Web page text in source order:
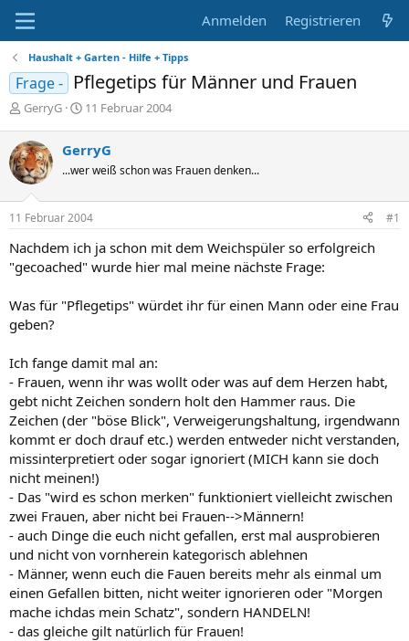
Anmelden Registrieren
Haushalt + Garten - Hilfe + Tipps
Frage - Pflegetips für Männer und Frauen
E
s
t
e
l
l
e
GerryG
E
t
e
l
t
m
11 Februar 2004
GerryG
...wer weiß schon was Frauen denken...
11 Februar 2004 #1
Nachdem ich ja schon mit dem Weichspüler so erfolgreich
"gecoached" wurde hier mal meine nächste Frage:
Was für "Pflegetips" würdet ihr für einen Mann oder eine Frau
geben?
Ich fange damit mal an:
- Frauen, wenn ihr was wollt oder was auf dem Herzen habt,
gebt nicht Zeichen sondern holt den Hammer raus. Die
Zeichen (der "böse Blick", Verweigerungshaltung, irgendwann
kommt er doch drauf etc.) werden entweder nicht verstanden,
missinterpretiert oder sogar ignoriert (MICH kann sie doch
nicht meinen!)
- Das "wird es schon merken" funktioniert vielleicht zwischen
zwei Frauen, aber nicht bei Frauen-->Männern!
- auch Dinge die euch nicht gefallen, erst mal ausprobieren
und nicht von vornherein kategorisch ablehnen
- Männer, wenn euch die Fauen bereits mehr als einmal um
einen Gefallen bitten, nicht weiter ignorieren oder "Morgen
mache ichdas mein Schatz", sondern HANDELN!
- das gleiche gilt natürlich für Frauen!